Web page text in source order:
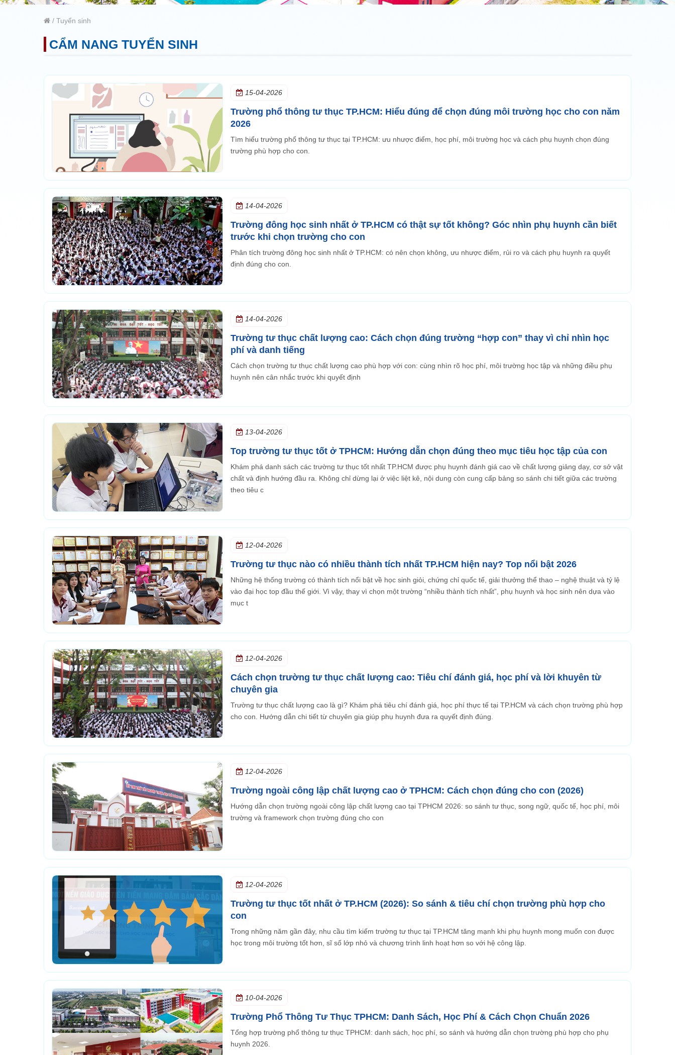
/ Tuyển sinh
CẨM NANG TUYỂN SINH
15-04-2026
Trường phổ thông tư thục TP.HCM: Hiểu đúng để chọn đúng môi trường học cho con năm
2026
Tìm hiểu trường phổ thông tư thục tại TP.HCM: ưu nhược điểm, học phí, môi trường học và cách phụ huynh chọn đúng
trường phù hợp cho con.
14-04-2026
Trường đông học sinh nhất ở TP.HCM có thật sự tốt không? Góc nhìn phụ huynh cần biết
trước khi chọn trường cho con
Phân tích trường đông học sinh nhất ở TP.HCM: có nên chọn không, ưu nhược điểm, rủi ro và cách phụ huynh ra quyết
định đúng cho con.
14-04-2026
Trường tư thục chất lượng cao: Cách chọn đúng trường “hợp con” thay vì chỉ nhìn học
phí và danh tiếng
Cách chọn trường tư thục chất lượng cao phù hợp với con: cùng nhìn rõ học phí, môi trường học tập và những điều phụ
huynh nên cân nhắc trước khi quyết định
13-04-2026
Top trường tư thục tốt ở TPHCM: Hướng dẫn chọn đúng theo mục tiêu học tập của con
Khám phá danh sách các trường tư thục tốt nhất TP.HCM được phụ huynh đánh giá cao về chất lượng giảng dạy, cơ sở vật
chất và định hướng đầu ra. Không chỉ dừng lại ở việc liệt kê, nội dung còn cung cấp bảng so sánh chi tiết giữa các trường
theo tiêu c
12-04-2026
Trường tư thục nào có nhiều thành tích nhất TP.HCM hiện nay? Top nổi bật 2026
Những hệ thống trường có thành tích nổi bật về học sinh giỏi, chứng chỉ quốc tế, giải thưởng thể thao – nghệ thuật và tỷ lệ
vào đại học top đầu thế giới. Vì vậy, thay vì chọn một trường “nhiều thành tích nhất”, phụ huynh và học sinh nên dựa vào
mục t
12-04-2026
Cách chọn trường tư thục chất lượng cao: Tiêu chí đánh giá, học phí và lời khuyên từ
chuyên gia
Trường tư thục chất lượng cao là gì? Khám phá tiêu chí đánh giá, học phí thực tế tại TP.HCM và cách chọn trường phù hợp
cho con. Hướng dẫn chi tiết từ chuyên gia giúp phụ huynh đưa ra quyết định đúng.
12-04-2026
Trường ngoài công lập chất lượng cao ở TPHCM: Cách chọn đúng cho con (2026)
Hướng dẫn chọn trường ngoài công lập chất lượng cao tại TPHCM 2026: so sánh tư thục, song ngữ, quốc tế, học phí, môi
trường và framework chọn trường đúng cho con
12-04-2026
Trường tư thục tốt nhất ở TP.HCM (2026): So sánh & tiêu chí chọn trường phù hợp cho
con
Trong những năm gần đây, nhu cầu tìm kiếm trường tư thục tại TP.HCM tăng mạnh khi phụ huynh mong muốn con được
học trong môi trường tốt hơn, sĩ số lớp nhỏ và chương trình linh hoạt hơn so với hệ công lập.
10-04-2026
Trường Phổ Thông Tư Thục TPHCM: Danh Sách, Học Phí & Cách Chọn Chuẩn 2026
Tổng hợp trường phổ thông tư thục TPHCM: danh sách, học phí, so sánh và hướng dẫn chọn trường phù hợp cho phụ
huynh 2026.